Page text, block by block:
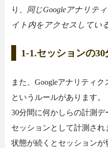
り、 同じGoogleアナリテ
イト内をアクセスしてい
1-1.セッションの
また、Googleアナリティ
というルールがあります。
30分間に何かしらの計測
セッションとして計測さ
状態が続くとセッション